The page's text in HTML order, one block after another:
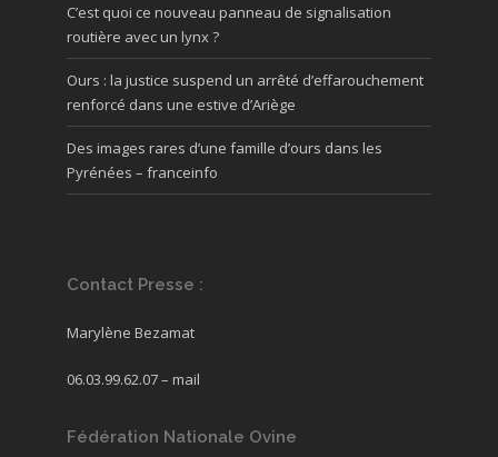
C’est quoi ce nouveau panneau de signalisation
routière avec un lynx ?
Ours : la justice suspend un arrêté d’effarouchement
renforcé dans une estive d’Ariège
Des images rares d’une famille d’ours dans les
Pyrénées – franceinfo
Contact Presse :
Marylène Bezamat
06.03.99.62.07 – mail
Fédération Nationale Ovine